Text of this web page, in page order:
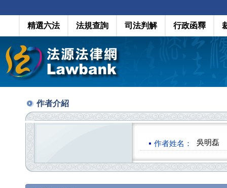
精選六法 法規查詢 司法判解 行政函釋
作者介紹
作者姓名： 吳明磊